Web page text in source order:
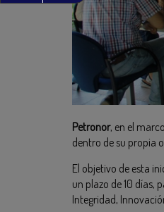
Petronor, en el
dentro de su propia
El objetivo de esta
un plazo de 10 días,
Integridad,